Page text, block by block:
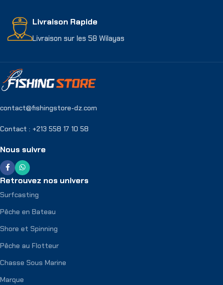
Livraison Rapide
Livraison sur les 58 Wilayas
contact@fishingstore-dz.com
Contact : +213 558 17 10 58
Nous suivre
Retrouvez nos univers
Surfcasting
Pêche en Bateau
Shore et Spinning
Pêche au Flotteur
Chasse Sous Marine
Marque